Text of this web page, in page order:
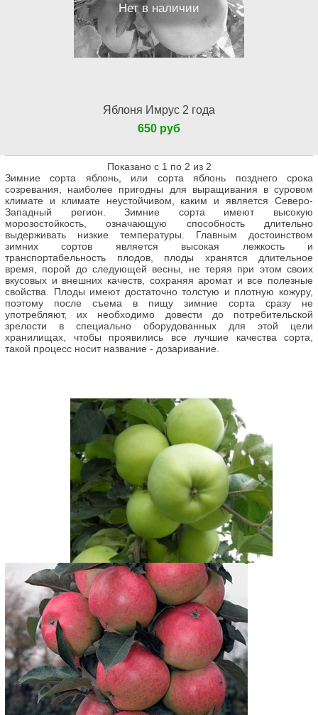
Нет в наличии
Яблоня Имрус 2 года
650 руб
Показано с 1 по 2 из 2
Зимние сорта яблонь, или сорта яблонь позднего срока
созревания, наиболее пригодны для выращивания в суровом
климате и климате неустойчивом, каким и является Северо-
Западный регион. Зимние сорта имеют высокую
морозостойкость, означающую способность длительно
выдерживать низкие температуры. Главным достоинством
зимних сортов является высокая лежкость и
транспортабельность плодов, плоды хранятся длительное
время, порой до следующей весны, не теряя при этом своих
вкусовых и внешних качеств, сохраняя аромат и все полезные
свойства. Плоды имеют достаточно толстую и плотную кожуру,
поэтому после съема в пищу зимние сорта сразу не
употребляют, их необходимо довести до потребительской
зрелости в специально оборудованных для этой цели
хранилищах, чтобы проявились все лучшие качества сорта,
такой процесс носит название - дозаривание.